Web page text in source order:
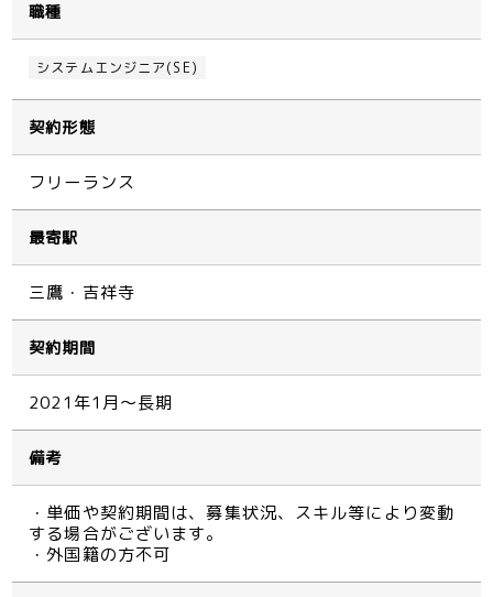
職種
システムエンジニア(SE)
契約形態
フリーランス
最寄駅
三鷹・吉祥寺
契約期間
2021年1月～長期
備考
・単価や契約期間は、募集状況、スキル等により変動
する場合がございます。
・外国籍の方不可